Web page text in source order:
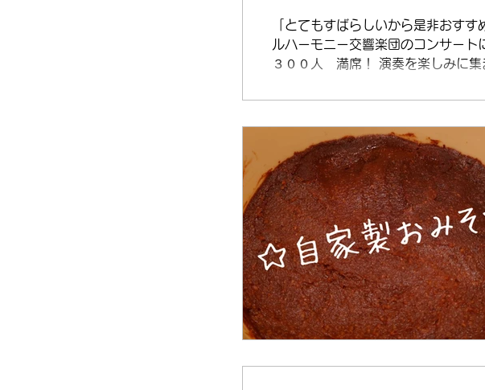
「とてもすばらしいから是非おす
ルハーモニー交響楽団のコンサート
３００人 満席！ 演奏を楽しみに集